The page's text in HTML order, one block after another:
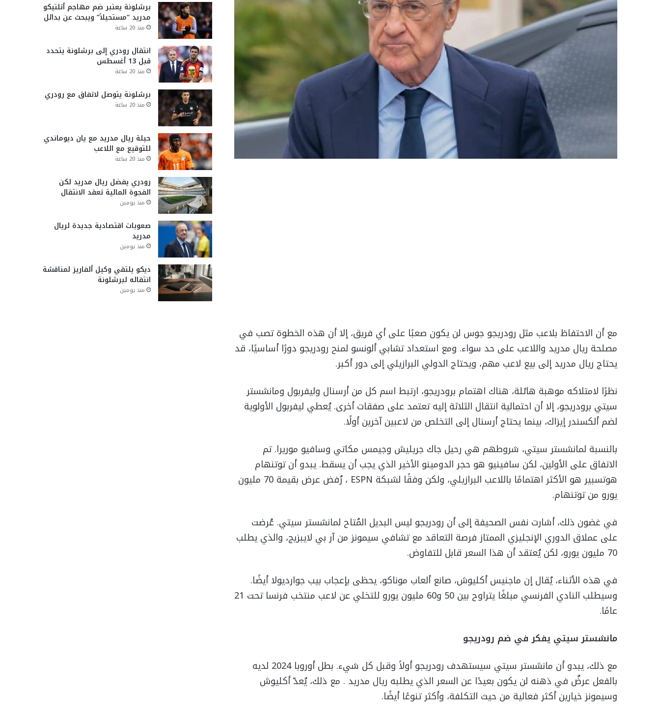
مع أن الاحتفاظ بلاعب مثل رودريجو جوس لن يكون صعبًا على أي فريق، إلا أن هذه الخطوة تصب في
مصلحة ريال مدريد واللاعب على حد سواء. ومع استعداد تشابي ألونسو لمنح رودريجو دورًا أساسيًا، قد
يحتاج ريال مدريد إلى بيع لاعب مهم، ويحتاج الدولي البرازيلي إلى دور أكبر.
نظرًا لامتلاكه موهبة هائلة، هناك اهتمام برودريجو، ارتبط اسم كل من أرسنال وليفربول ومانشستر
سيتي برودريجو، إلا أن احتمالية انتقال الثلاثة إليه تعتمد على صفقات أخرى. يُعطي ليفربول الأولوية
لضم ألكسندر إيزاك، بينما يحتاج أرسنال إلى التخلص من لاعبين آخرين أولًا.
بالنسبة لمانشستر سيتي، شروطهم هي رحيل جاك جريليش وجيمس مكاتي وسافيو موريرا. تم
الاتفاق على الأولين، لكن سافينيو هو حجر الدومينو الأخير الذي يجب أن يسقط. يبدو أن توتنهام
هوتسبير هو الأكثر اهتمامًا باللاعب البرازيلي، ولكن وفقًا لشبكة ESPN ، رُفض عرض بقيمة 70 مليون
يورو من توتنهام.
في غضون ذلك، أشارت نفس الصحيفة إلى أن رودريجو ليس البديل المُتاح لمانشستر سيتي. عُرضت
على عملاق الدوري الإنجليزي الممتاز فرصة التعاقد مع تشافي سيمونز من آر بي لايبزيج، والذي يطلب
70 مليون يورو، لكن يُعتقد أن هذا السعر قابل للتفاوض.
في هذه الأثناء، يُقال إن ماجنيس أكليوش، صانع ألعاب موناكو، يحظى بإعجاب بيب جوارديولا أيضًا.
وسيطلب النادي الفرنسي مبلغًا يتراوح بين 50 و60 مليون يورو للتخلي عن لاعب منتخب فرنسا تحت 21
عامًا.
مانشستر سيتي يفكر في ضم رودريجو
مع ذلك، يبدو أن مانشستر سيتي سيستهدف رودريجو أولاً وقبل كل شيء. بطل أوروبا 2024 لديه
بالفعل عرضٌ في ذهنه لن يكون بعيدًا عن السعر الذي يطلبه ريال مدريد . مع ذلك، يُعدّ أكليوش
وسيمونز خيارين أكثر فعالية من حيث التكلفة، وأكثر تنوعًا أيضًا.
برشلونة يعتبر ضم مهاجم أتلتيكو
مدريد “مستحيلاً” ويبحث عن بدائل
منذ 20 ساعة
انتقال رودري إلى برشلونة يتحدد
قبل 13 أغسطس
منذ 20 ساعة
برشلونة يتوصل لاتفاق مع رودري
منذ 20 ساعة
حيلة ريال مدريد مع يان ديوماندي
للتوقيع مع اللاعب
منذ 20 ساعة
رودري يفضل ريال مدريد لكن
الفجوة المالية تعقد الانتقال
منذ يومين
صعوبات اقتصادية جديدة لريال
مدريد
منذ يومين
ديكو يلتقي وكيل ألفاريز لمناقشة
انتقاله لبرشلونة
منذ يومين